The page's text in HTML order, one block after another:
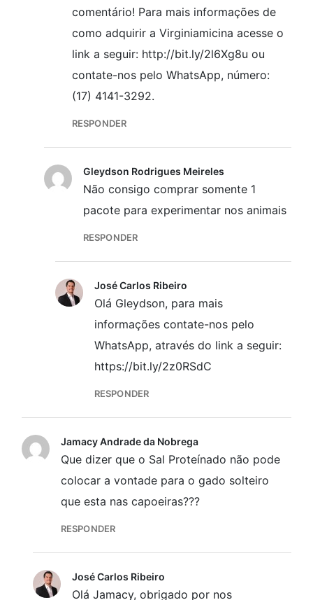
comentário! Para mais informações de
como adquirir a Virginiamicina acesse o
link a seguir: http://bit.ly/2l6Xg8u ou
contate-nos pelo WhatsApp, número:
(17) 4141-3292.
RESPONDER
Gleydson Rodrigues Meireles
Não consigo comprar somente 1
pacote para experimentar nos animais
RESPONDER
José Carlos Ribeiro
Olá Gleydson, para mais
informações contate-nos pelo
WhatsApp, através do link a seguir:
https://bit.ly/2z0RSdC
RESPONDER
Jamacy Andrade da Nobrega
Que dizer que o Sal Proteínado não pode
colocar a vontade para o gado solteiro
que esta nas capoeiras???
RESPONDER
José Carlos Ribeiro
Olá Jamacy, obrigado por nos